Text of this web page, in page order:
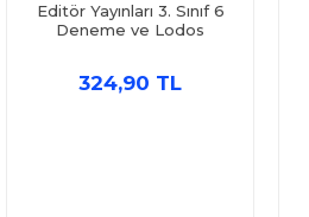
Editör Yayınları 3. Sınıf 6
Deneme ve Lodos
324,90 TL